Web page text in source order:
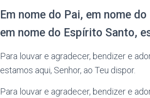
Em nome do Pai, em nome do
em nome do Espírito Santo,
Para louvar e agradecer, bendizer e
estamos aqui, Senhor, ao Teu dispor.
Para louvar e agradecer, bendizer e